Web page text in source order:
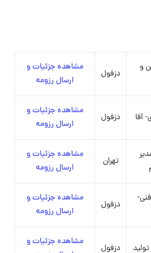
و
دزفول
مشاهده جزئیات و
ارسال رزومه
آقا دزفول
مشاهده جزئیات و
ارسال رزومه
تهران
مشاهده جزئیات و
ارسال رزومه
دزفول
مشاهده جزئیات و
ارسال رزومه
دزفول
مشاهده جزئیات و